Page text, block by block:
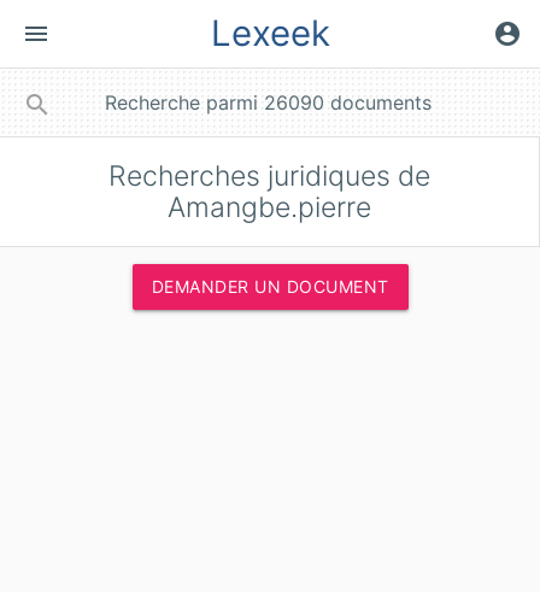
menu Lexeek account_circle
search
Recherches juridiques de
Amangbe.pierre
DEMANDER UN DOCUMENT